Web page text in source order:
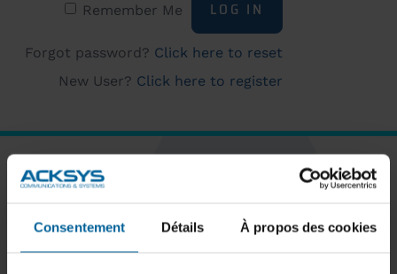
Consentement Détails À propos des cookies
Remember Me
Forgot password? Click here to reset
New User? Click here to register
SUBSCRIBE TO OUR NEWSLETTER